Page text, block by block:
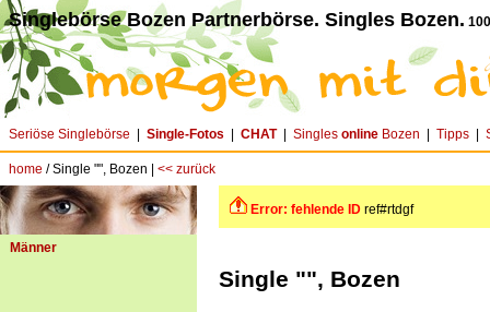
Singlebörse Bozen Partnerbörse. Singles Bozen.
Seriöse Singlebörse Single-Fotos CHAT| Singles online Bozen Tipps
home / Single "", Bozen | << zurück
Männer
Error: fehlende ID ref#rtdgf
Single "", Bozen